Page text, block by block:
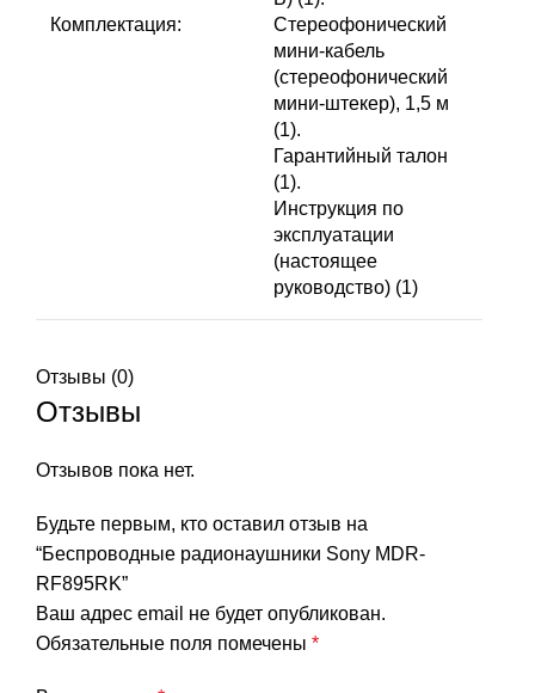
Комплектация:
Стереофонический
мини-кабель
(стереофонический
мини-штекер), 1,5 м
(1).
Гарантийный талон
(1).
Инструкция по
эксплуатации
(настоящее
руководство) (1)
Отзывы (0)
Отзывы
Отзывов пока нет.
Будьте первым, кто оставил отзыв на
“Беспроводные радионаушники Sony MDR-
RF895RK”
Ваш адрес email не будет опубликован.
Обязательные поля помечены *